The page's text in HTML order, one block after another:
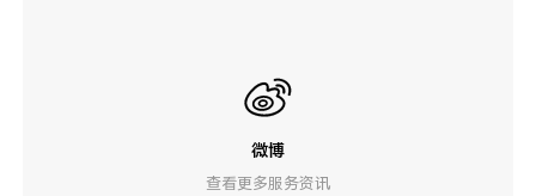
微博
查看更多服务资讯